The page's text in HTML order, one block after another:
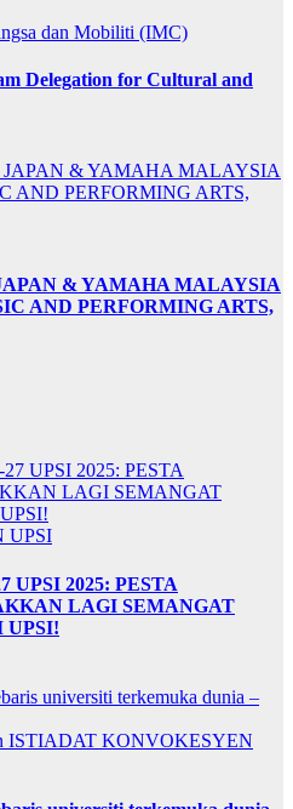
dan Mobiliti (IMC)
Delegation for Cultural and
& YAMAHA MALAYSIA
AND PERFORMING ARTS,
UPSI
UPSI 2025: PESTA
LAGI SEMANGAT
UPSI!
ISTIADAT KONVOKESYEN